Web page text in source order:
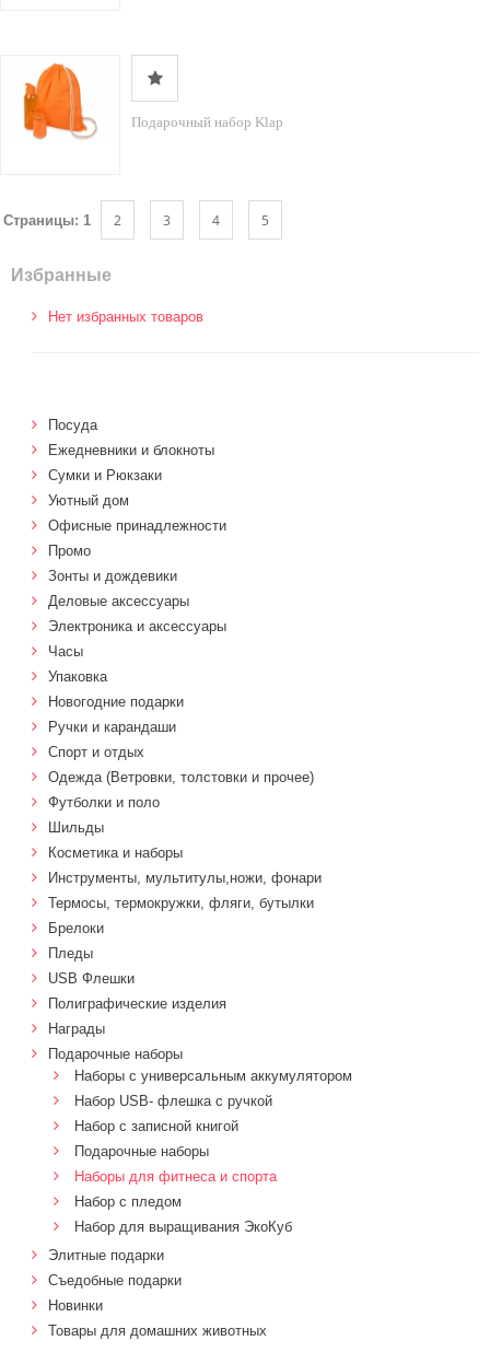
Подарочный набор Klap
Страницы: 1 2 3 4 5
Избранные
Нет избранных товаров
Посуда
Ежедневники и блокноты
Сумки и Рюкзаки
Уютный дом
Офисные принадлежности
Промо
Зонты и дождевики
Деловые аксессуары
Электроника и аксессуары
Часы
Упаковка
Новогодние подарки
Ручки и карандаши
Спорт и отдых
Одежда (Ветровки, толстовки и прочее)
Футболки и поло
Шильды
Косметика и наборы
Инструменты, мультитулы,ножи, фонари
Термосы, термокружки, фляги, бутылки
Брелоки
Пледы
USB Флешки
Полиграфические изделия
Награды
Подарочные наборы
Наборы с универсальным аккумулятором
Набор USB- флешка с ручкой
Набор с записной книгой
Подарочные наборы
Наборы для фитнеса и спорта
Набор с пледом
Набор для выращивания ЭкоКуб
Элитные подарки
Cъедобные подарки
Новинки
Товары для домашних животных